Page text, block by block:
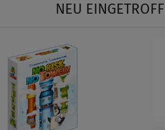
NEU